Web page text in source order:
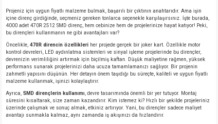
Projeniz için uygun fiyatlı malzeme bulmak, başarılı bir çıktının anahtarıdır. Ama işin
içine direnç girdiğinde, seçmeniz gereken tonlarca seçenekle karşılaşırsınız. İşte burada,
4000 adet 470R 2512 SMD direnç, hem cebinize hem de projelerinize hayat katıyor! Peki,
bu dirençleri kullanmanın ne gibi avantajları var?
Öncelikle, 470R direncin özellikleri her projede gerçek bir joker kart. Özellikle motor
kontrol devreleri, LED aydınlatma sistemleri ve sinyal işleme projelerinde bu dirençler,
devrenizin verimliliğini artırmak için biçilmiş kaftan. Düşük maliyetine rağmen, yüksek
performans sunarak projelerinizi daha ucuza tamamlamanızı sağlıyor. Bir projenin
zahmetli yapısını düşünün. Her detayın önem taşıdığı bu süreçte, kaliteli ve uygun fiyatlı
malzeme kullanmak, işinizi kolaylaştırır.
Ayrıca, SMD dirençlerin kullanımı , devre tasarımında önemli bir yer tutuyor. Montaj
süresini kısaltarak, size zaman kazandırır. Kim istemez ki? Hızlı bir şekilde projeleriniz
üzerinde çalışmak ve sonuç almak, etkiniz artırıyor. Yani, bu dirençler sadece maliyet
avantajı sunmakla kalmaz, aynı zamanda iş akışınızı da hızlandırır.